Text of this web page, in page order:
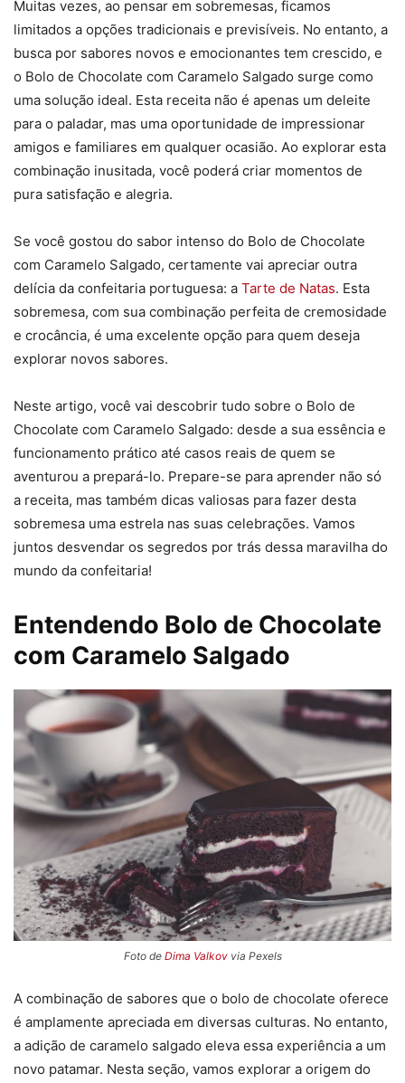
Muitas vezes, ao pensar em sobremesas, ficamos
limitados a opções tradicionais e previsíveis. No entanto, a
busca por sabores novos e emocionantes tem crescido, e
o Bolo de Chocolate com Caramelo Salgado surge como
uma solução ideal. Esta receita não é apenas um deleite
para o paladar, mas uma oportunidade de impressionar
amigos e familiares em qualquer ocasião. Ao explorar esta
combinação inusitada, você poderá criar momentos de
pura satisfação e alegria.
Se você gostou do sabor intenso do Bolo de Chocolate
com Caramelo Salgado, certamente vai apreciar outra
delícia da confeitaria portuguesa: a Tarte de Natas. Esta
sobremesa, com sua combinação perfeita de cremosidade
e crocância, é uma excelente opção para quem deseja
explorar novos sabores.
Neste artigo, você vai descobrir tudo sobre o Bolo de
Chocolate com Caramelo Salgado: desde a sua essência e
funcionamento prático até casos reais de quem se
aventurou a prepará-lo. Prepare-se para aprender não só
a receita, mas também dicas valiosas para fazer desta
sobremesa uma estrela nas suas celebrações. Vamos
juntos desvendar os segredos por trás dessa maravilha do
mundo da confeitaria!
Entendendo Bolo de Chocolate
com Caramelo Salgado
Foto de Dima Valkovvia Pexels
A combinação de sabores que o bolo de chocolate oferece
é amplamente apreciada em diversas culturas. No entanto,
a adição de caramelo salgado eleva essa experiência a um
novo patamar. Nesta seção, vamos explorar a origem do